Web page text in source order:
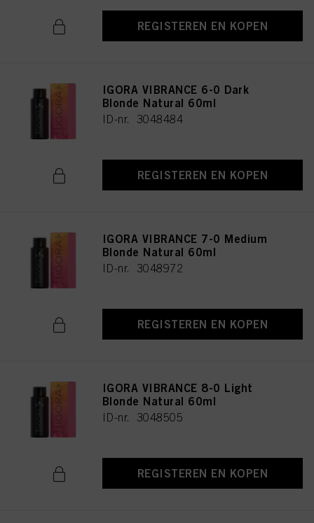
REGISTEREN EN KOPEN
IGORA VIBRANCE 6-0 Dark
Blonde Natural 60ml
ID-nr. 3048484
REGISTEREN EN KOPEN
IGORA VIBRANCE 7-0 Medium
Blonde Natural 60ml
ID-nr. 3048972
REGISTEREN EN KOPEN
IGORA VIBRANCE 8-0 Light
Blonde Natural 60ml
ID-nr. 3048505
REGISTEREN EN KOPEN